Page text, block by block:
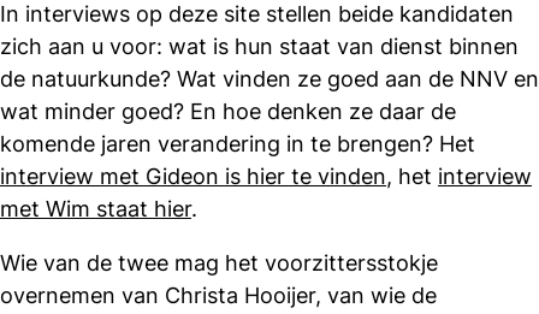
In interviews op deze site stellen beide kandidaten
zich aan u voor: wat is hun staat van dienst binnen
de natuurkunde? Wat vinden ze goed aan de NNV en
wat minder goed? En hoe denken ze daar de
komende jaren verandering in te brengen? Het
interview met Gideon is hier te vinden, het interview
met Wim staat hier.
Wie van de twee mag het voorzittersstokje
overnemen van Christa Hooijer, van wie de